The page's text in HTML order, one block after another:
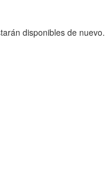
disponibles de nuevo.